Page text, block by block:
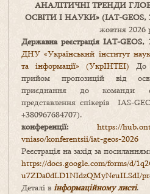
АНАЛІТИЧНІ ТРЕНДИ
ОСВІТИ І НАУКИ» (IAT-GEOS,
жовтня 2026
Державна реєстрація IAT-GEOS,
ДНУ «Український інститут
та інформації» (УкрІНТЕІ)
прийом пропозицій від
приєднання до команди
представлення спікерів IAS-
конференції: https://
vniaso/konferentsii/iat-geos-2026
Реєстрація на захід за посиланням:
https://docs.google.com/forms/d/
u7ZDa0dLD1NIdzQMyNeuILSdI/
Деталі в інформаційному листі.